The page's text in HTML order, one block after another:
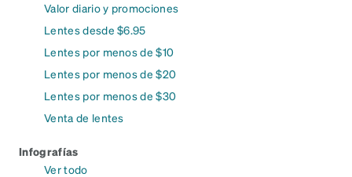
Valor diario y promociones
Lentes desde $6.95
Lentes por menos de $10
Lentes por menos de $20
Lentes por menos de $30
Venta de lentes
Infografías
Ver todo